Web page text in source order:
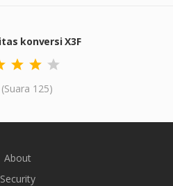
konversi X3F
(Suara 125)
About
Security